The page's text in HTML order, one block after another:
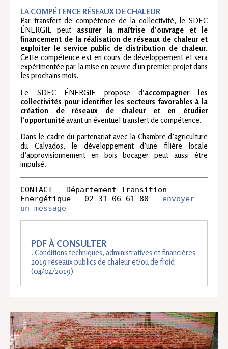
LA COMPÉTENCE RÉSEAUX DE CHALEUR
Par transfert de compétence de la collectivité, le SDEC
ÉNERGIE peut assurer la maîtrise d'ouvrage et le
financement de la réalisation de réseaux de chaleur et
exploiter le service public de distribution de chaleur.
Cette compétence est en cours de développement et sera
expérimentée par la mise en œuvre d'un premier projet dans
les prochains mois.
Le SDEC ÉNERGIE propose d’accompagner les
collectivités pour identifier les secteurs favorables à la
création de réseaux de chaleur et en étudier
l’opportunitéavant un éventuel transfert de compétence.
Dans le cadre du partenariat avec la Chambre d’agriculture
du Calvados, le développement d’une filière locale
d’approvisionnement en bois bocager peut aussi être
impulsé.
CONTACT - Département Transition
Energétique - 02 31 06 61 80 - envoyer
un message
PDF À CONSULTER
. Conditions techniques, administratives et financières
2019 réseaux publics de chaleur et/ou de froid
(04/04/2019)